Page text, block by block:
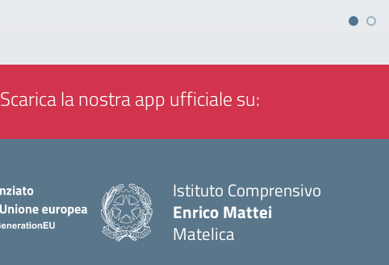
Scarica la nostra app ufficiale su:
Istituto Comprensivo
Enrico Mattei
Matelica